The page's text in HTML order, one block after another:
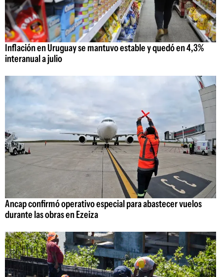
Inflación en Uruguay se mantuvo estable y quedó en 4,3%
interanual a julio
Ancap confirmó operativo especial para abastecer vuelos
durante las obras en Ezeiza